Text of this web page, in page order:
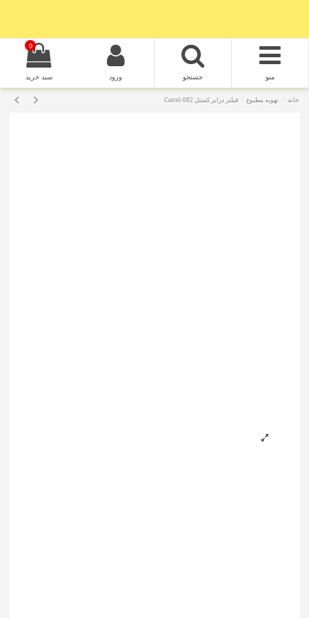
منو جستجو ورود
0
سبد خرید
خانه تهویه مطبوع فیلتر درایر کستل Castel-082